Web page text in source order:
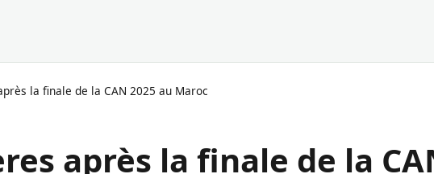
la finale de la CAN 2025 au Maroc
après la finale de la